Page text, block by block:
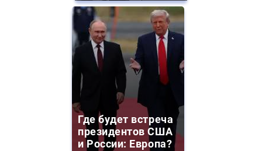
Где будет встреча
президентов США
и России: Европа?